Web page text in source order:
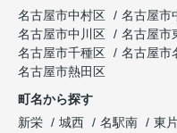
名古屋市中村区
名古屋市
名古屋市中川区
名古屋市
名古屋市千種区
名古屋市
名古屋市熱田区
町名から探す
新栄
城西 名駅南 東